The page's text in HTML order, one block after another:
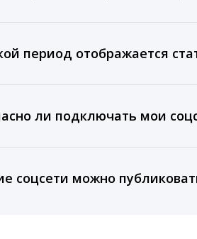
публикации, показываем
период отображается
тарифа Блогер. При
ли подключать мои
третьим лицам.
соцсети можно